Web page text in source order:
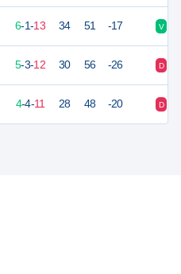
6-1-13 34 51 -17 V
5-3-12 30 56 -26 D
4-4-11 28 48 -20 D